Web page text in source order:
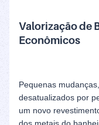
Valorização de
Econômicos
Pequenas
desatualizados por
um novo